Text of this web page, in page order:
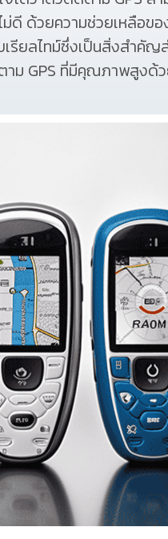
ดี ด้วยความช่วยเหลื
เรียลไทม์ซึ่งเป็นสิ่งสำคั
าม GPS ที่มีคุณภาพสู